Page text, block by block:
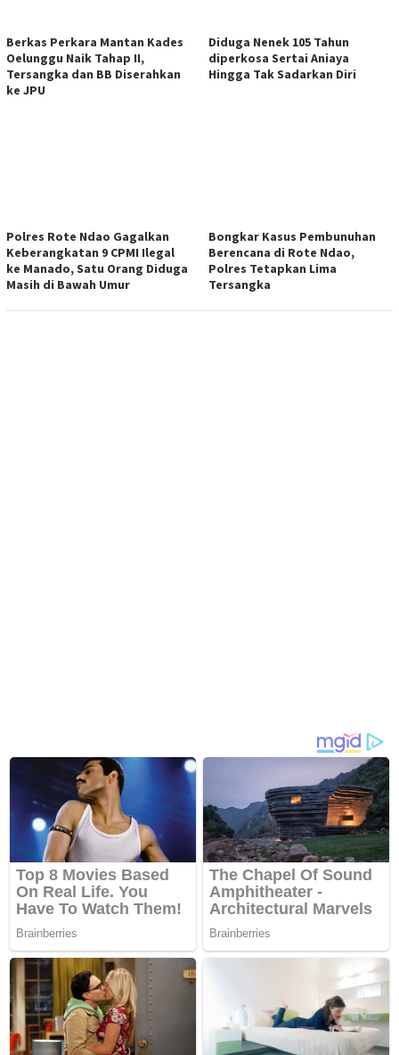
Berkas Perkara Mantan Kades
Oelunggu Naik Tahap II,
Tersangka dan BB Diserahkan
ke JPU
Diduga Nenek 105 Tahun
diperkosa Sertai Aniaya
Hingga Tak Sadarkan Diri
Polres Rote Ndao Gagalkan
Keberangkatan 9 CPMI Ilegal
ke Manado, Satu Orang Diduga
Masih di Bawah Umur
Bongkar Kasus Pembunuhan
Berencana di Rote Ndao,
Polres Tetapkan Lima
Tersangka